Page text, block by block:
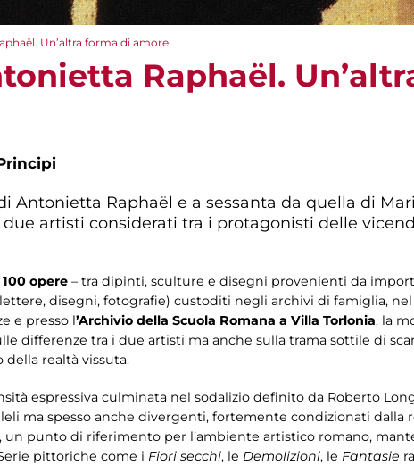
Un’altra forma di amore
Raphaël.
Antonietta Raphaël e a sessanta da quella di
artisti considerati tra i protagonisti delle
opere – tra dipinti, sculture e disegni provenienti da
disegni, fotografie) custoditi negli archivi di famiglia, nel
e presso l’Archivio della Scuola Romana a Villa Torlonia, la
differenze tra i due artisti ma anche sulla trama sottile di
realtà vissuta.
espressiva culminata nel sodalizio definito da Roberto
ma spesso anche divergenti, fortemente condizionati dalla
un punto di riferimento per l’ambiente artistico romano,
pittoriche come i Fiori secchi, le Demolizioni, le Fantasie